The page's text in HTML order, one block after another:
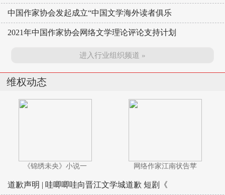
中国作家协会发起成立“中国文学海外读者俱乐
2021年中国作家协会网络文学理论评论支持计划
进入行业组织频道 »
维权动态
《锦绣未央》小说一 网络作家江南状告苹
道歉声明 | 哇唧唧哇向晋江文学城道歉 短剧《